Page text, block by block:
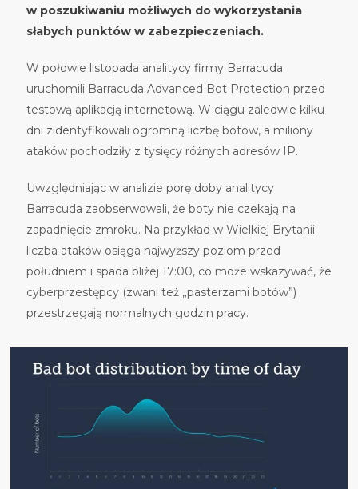
w poszukiwaniu możliwych do wykorzystania
słabych punktów w zabezpieczeniach.
W połowie listopada analitycy firmy Barracuda
uruchomili Barracuda Advanced Bot Protection przed
testową aplikacją internetową. W ciągu zaledwie kilku
dni zidentyfikowali ogromną liczbę botów, a miliony
ataków pochodziły z tysięcy różnych adresów IP.
Uwzględniając w analizie porę doby analitycy
Barracuda zaobserwowali, że boty nie czekają na
zapadnięcie zmroku. Na przykład w Wielkiej Brytanii
liczba ataków osiąga najwyższy poziom przed
południem i spada bliżej 17:00, co może wskazywać, że
cyberprzestępcy (zwani też „pasterzami botów”)
przestrzegają normalnych godzin pracy.